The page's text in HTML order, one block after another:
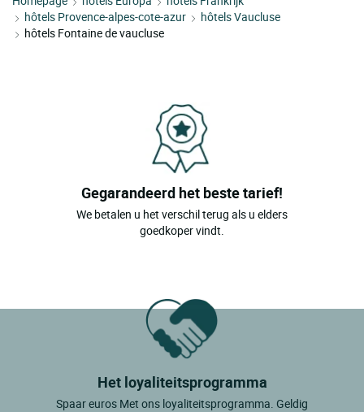
hôtels Provence-alpes-cote-azur
hôtels Vaucluse
hôtels Fontaine de vaucluse
Gegarandeerd het beste tarief!
We betalen u het verschil terug als u elders
goedkoper vindt.
Het loyaliteitsprogramma
Spaar euros Met ons loyaliteitsprogramma. Geldig